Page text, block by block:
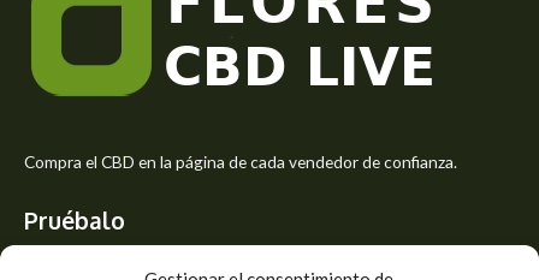
s
e
Compra el CBD en la página de cada vendedor de confianza.
Pruébalo
Siente el mejor aroma de las flores CBD y usa los beneficios del